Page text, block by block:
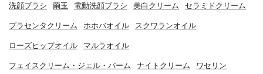
洗顔ブラシ 繭玉 電動洗顔ブラシ 美白クリーム セラミドクリーム
プラセンタクリーム ホホバオイル スクワランオイル
ローズヒップオイル マルラオイル
フェイスクリーム・ジェル・バーム ナイトクリーム ワセリン